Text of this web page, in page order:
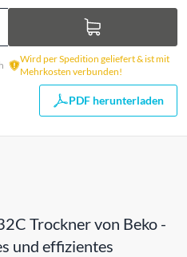
Wird per Spedition geliefert & ist mit
Mehrkosten verbunden!
PDF herunterladen
Trockner von Beko -
und effizientes